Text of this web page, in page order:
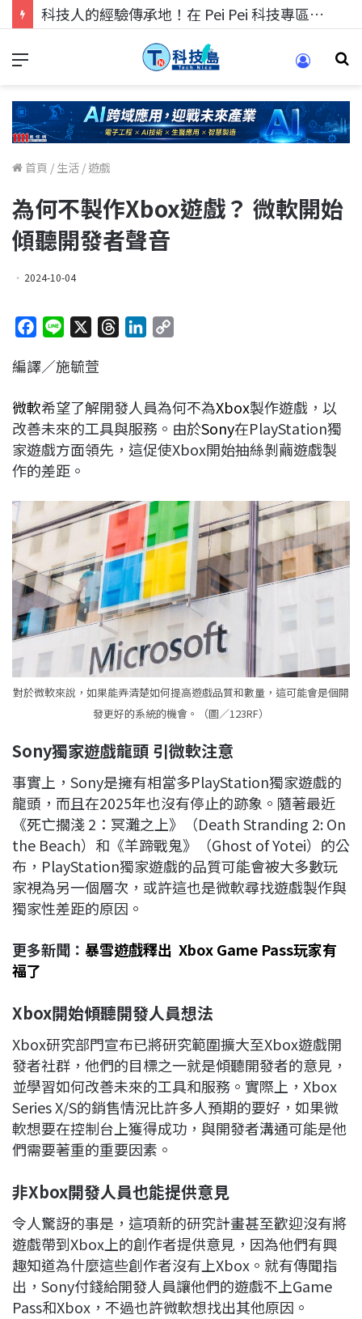
科技人的經驗傳承地！在 Pei Pei 科技專區，與學弟妹交流最硬核的技術
首頁 / 生活 / 遊戲
為何不製作Xbox遊戲？ 微軟開始
傾聽開發者聲音
2024-10-04
c
b
o
o
k
n
a
d
s
e
d
I
L
i
n
編譯／施毓萱
微軟希望了解開發人員為何不為Xbox製作遊戲，以
改善未來的工具與服務。由於Sony在PlayStation獨
家遊戲方面領先，這促使Xbox開始抽絲剝繭遊戲製
作的差距。
對於微軟來說，如果能弄清楚如何提高遊戲品質和數量，這可能會是個開
發更好的系統的機會。（圖／123RF）
Sony獨家遊戲龍頭 引微軟注意
事實上，Sony是擁有相當多PlayStation獨家遊戲的
龍頭，而且在2025年也沒有停止的跡象。隨著最近
《死亡擱淺 2：冥灘之上》（Death Stranding 2: On
the Beach）和《羊蹄戰鬼》（Ghost of Yotei）的公
布，PlayStation獨家遊戲的品質可能會被大多數玩
家視為另一個層次，或許這也是微軟尋找遊戲製作與
獨家性差距的原因。
更多新聞： 暴雪遊戲釋出 Xbox Game Pass玩家有
福了
Xbox開始傾聽開發人員想法
Xbox研究部門宣布已將研究範圍擴大至Xbox遊戲開
發者社群，他們的目標之一就是傾聽開發者的意見，
並學習如何改善未來的工具和服務。實際上，Xbox
Series X/S的銷售情況比許多人預期的要好，如果微
軟想要在控制台上獲得成功，與開發者溝通可能是他
們需要著重的重要因素。
非Xbox開發人員也能提供意見
令人驚訝的事是，這項新的研究計畫甚至歡迎沒有將
遊戲帶到Xbox上的創作者提供意見，因為他們有興
趣知道為什麼這些創作者沒有上Xbox。就有傳聞指
出，Sony付錢給開發人員讓他們的遊戲不上Game
Pass和Xbox，不過也許微軟想找出其他原因。